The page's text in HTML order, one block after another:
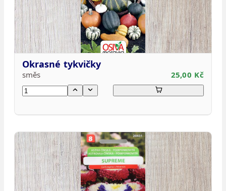
Okrasné tykvičky
směs 25,00 Kč